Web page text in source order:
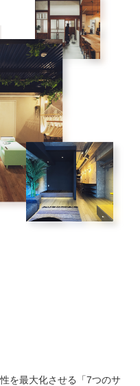
を最大化させる「7つのサ